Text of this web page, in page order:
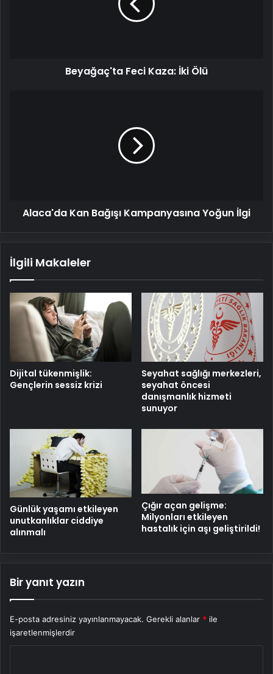
Beyağaç'ta Feci Kaza: İki Ölü
Alaca'da Kan Bağışı Kampanyasına Yoğun İlgi
İlgili Makaleler
Dijital tükenmişlik:
Gençlerin sessiz krizi
Seyahat sağlığı merkezleri,
seyahat öncesi
danışmanlık hizmeti
sunuyor
Günlük yaşamı etkileyen
unutkanlıklar ciddiye
alınmalı
Çığır açan gelişme:
Milyonları etkileyen
hastalık için aşı geliştirildi!
Bir yanıt yazın
E-posta adresiniz yayınlanmayacak. Gerekli alanlar * ile
işaretlenmişlerdir